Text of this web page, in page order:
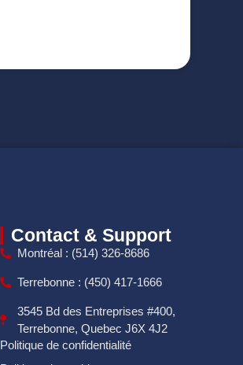
Contact & Support
Montréal : (514) 326-8686
Terrebonne : (450) 417-1666
3545 Bd des Entreprises #400,
Terrebonne, Quebec J6X 4J2
Politique de confidentialité